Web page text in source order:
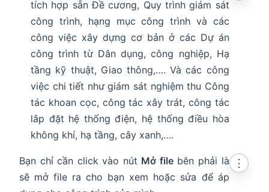
tích hợp sẵn Đề cương, Quy trình giám sát
công trình, hạng mục công trình và các
công việc xây dựng cơ bản ở các Dự án
công trình từ Dân dụng, công nghiệp, Hạ
tầng kỹ thuật, Giao thông,…. Và các công
việc chi tiết như giám sát nghiệm thu Công
tác khoan cọc, công tác xây trát, công tác
lắp đặt hệ thống điện, hệ thống điều hòa
không khí, hạ tầng, cây xanh,….
Bạn chỉ cần click vào nút Mở filebên phải là
sẽ mở file ra cho bạn xem hoặc sửa để áp
⋮